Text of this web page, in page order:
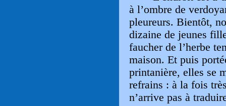
à l’ombre de
pleureurs. Bientôt,
dizaine de jeunes
faucher de l’herbe
maison. Et puis
printanière, elles se
refrains : à la fois
n’arrive pas à